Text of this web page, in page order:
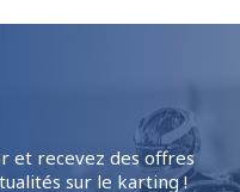
et recevez des offres
sur le karting !